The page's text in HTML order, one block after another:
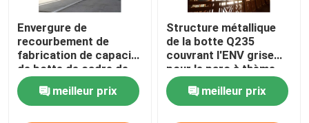
Envergure de
recourbement de
fabrication de capacité
de botte de cadre de
l'espace la grande
bottelle blanc
meilleur prix
Structure métallique
de la botte Q235
couvrant l'ENV grise
pour le parc à thème
d'intérieur de l'eau
meilleur prix